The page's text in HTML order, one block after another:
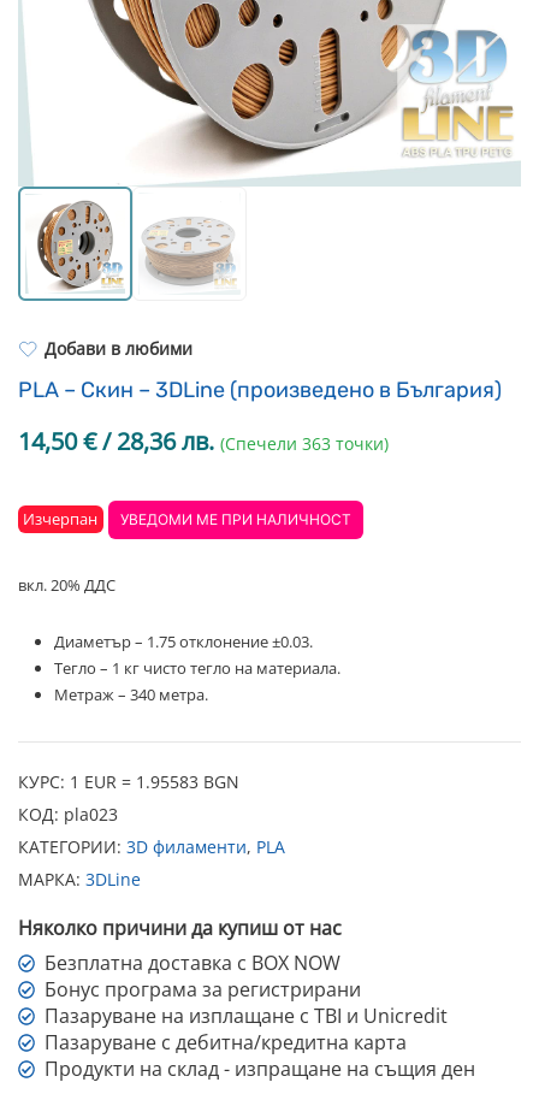
Други
Легло за 3D принтер
Добави в любими
PLA – Скин – 3DLine (произведено в България)
14,50€/ 28,36 лв. (Спечели 363 точки)
Изчерпан УВЕДОМИ МЕ ПРИ НАЛИЧНОСТ
вкл. 20% ДДС
Диаметър – 1.75 отклонение ±0.03.
Тегло – 1 кг чисто тегло на материала.
Метраж – 340 метра.
КУРС: 1 EUR = 1.95583 BGN
КОД: pla023
КАТЕГОРИИ: 3D филаменти, PLA
МАРКА: 3DLine
Няколко причини да купиш от нас
Безплатна доставка с BOX NOW
Бонус програма за регистрирани
Пазаруване на изплащане с TBI и Unicredit
Пазаруване с дебитна/кредитна карта
Продукти на склад - изпращане на същия ден